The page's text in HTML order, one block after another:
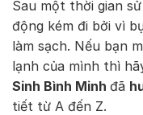
Sau một thời gian
động kém đi bởi vì
làm sạch. Nếu bạn
lạnh của mình thì
Sinh Bình Minh đã
tiết từ A đến Z.